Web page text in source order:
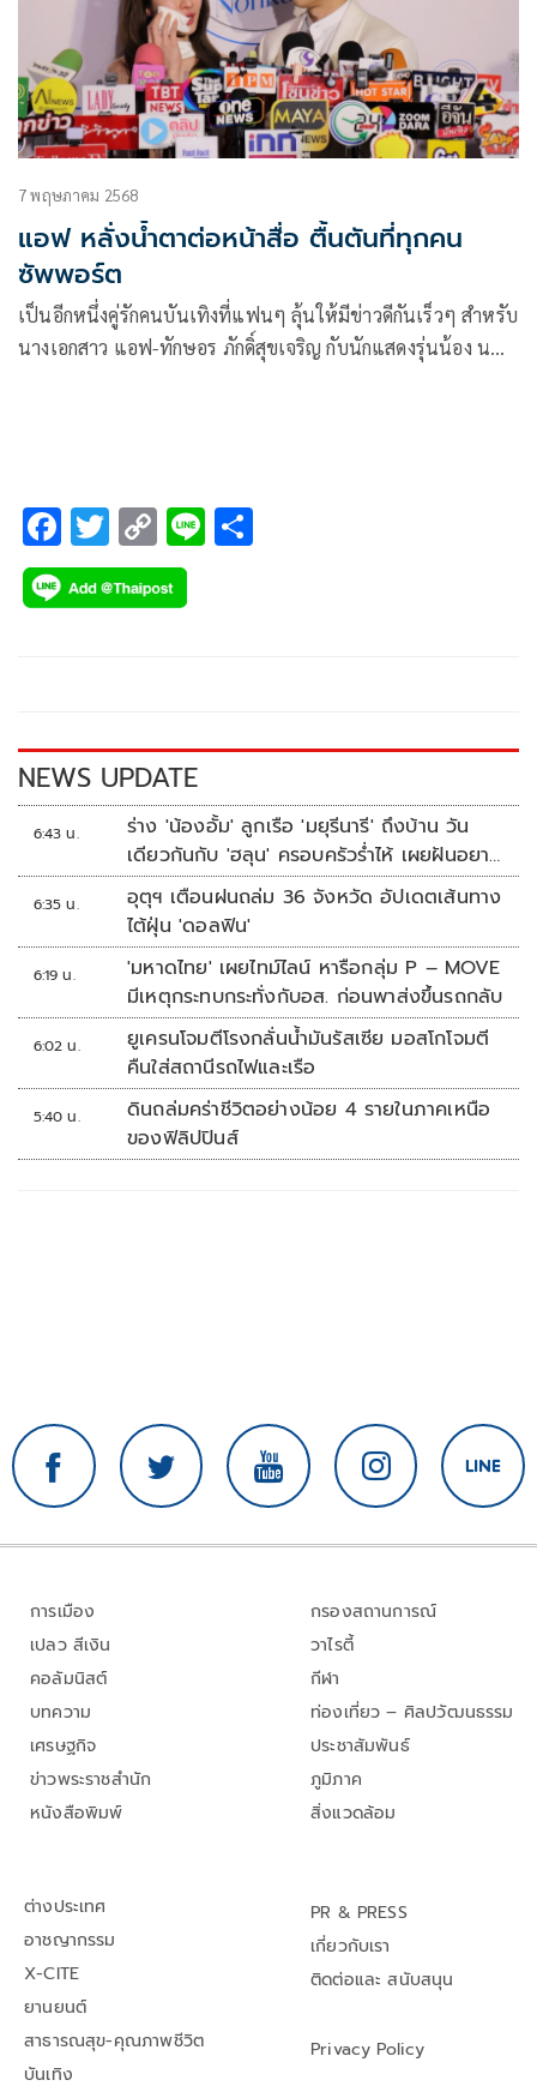
ไทด์ เอกพันธ์-ทับทิม อัญรินทร์ มาร่วมการันตีถึงคุณภาพ ซึ่งได้
ดีเจ ดาด้า รับหน้าที่เป็นพิธีกรตลอดทั้งงาน
7 พฤษภาคม 2568
แอฟ หลั่งน้ำตาต่อหน้าสื่อ ตื้นตันที่ทุกคน
ซัพพอร์ต
เป็นอีกหนึ่งคู่รักคนบันเทิงที่แฟนๆ ลุ้นให้มีข่าวดีกันเร็วๆ สำหรับ
นางเอกสาว แอฟ-ทักษอร ภักดิ์สุขเจริญ กับนักแสดงรุ่นน้อง น
Gaysorn Urban Resort ชั้น 19 Gaysorn Tower ทั้งคู่ก็ได้ชี้แจงถึง
เรื่องนี้ F
ac
e
k
T
wi
tt
C
o
p
k
Li
NEWS UPDATE
6:43 น.
ร่าง 'น้องอั้ม' ลูกเรือ 'มยุรีนารี' ถึงบ้าน วัน
เดียวกันกับ 'ฮลุน' ครอบครัวร่ำไห้ เผยฝันอยาก
เป็นทหารเรือ
6:35 น.
อุตุฯ เตือนฝนถล่ม 36 จังหวัด อัปเดตเส้นทาง
ไต้ฝุ่น 'ดอลฟิน'
6:19 น.
'มหาดไทย' เผยไทม์ไลน์ หารือกลุ่ม P – MOVE
มีเหตุกระทบกระทั่งกับอส. ก่อนพาส่งขึ้นรถกลับ
6:02 น.
ยูเครนโจมตีโรงกลั่นน้ำมันรัสเซีย มอสโกโจมตี
คืนใส่สถานีรถไฟและเรือ
5:40 น.
ดินถล่มคร่าชีวิตอย่างน้อย 4 รายในภาคเหนือ
ของฟิลิปปินส์
การเมือง
เปลว สีเงิน
คอลัมนิสต์
บทความ
เศรษฐกิจ
ข่าวพระราชสำนัก
หนังสือพิมพ์
กรองสถานการณ์
วาไรตี้
กีฬา
ท่องเที่ยว – ศิลปวัฒนธรรม
ประชาสัมพันธ์
ภูมิภาค
สิ่งแวดล้อม
ต่างประเทศ
อาชญากรรม
X-CITE
ยานยนต์
สาธารณสุข-คุณภาพชีวิต
บันเทิง
PR & PRESS
เกี่ยวกับเรา
ติดต่อและ สนับสนุน
Privacy Policy